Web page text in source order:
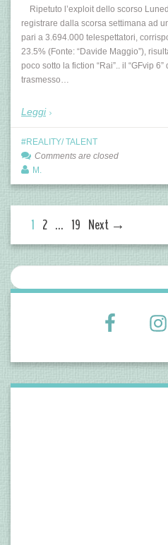
Ripetuto l’exploit dello scorso
registrare dalla scorsa settimana ad
pari a 3.694.000 telespettatori,
23.5% (Fonte: “Davide Maggio”),
poco sotto la fiction “Rai”.. il “GFvip
trasmesso…
Leggi
REALITY/ TALENT
Comments are closed
M.
1 2 … 19 Next →